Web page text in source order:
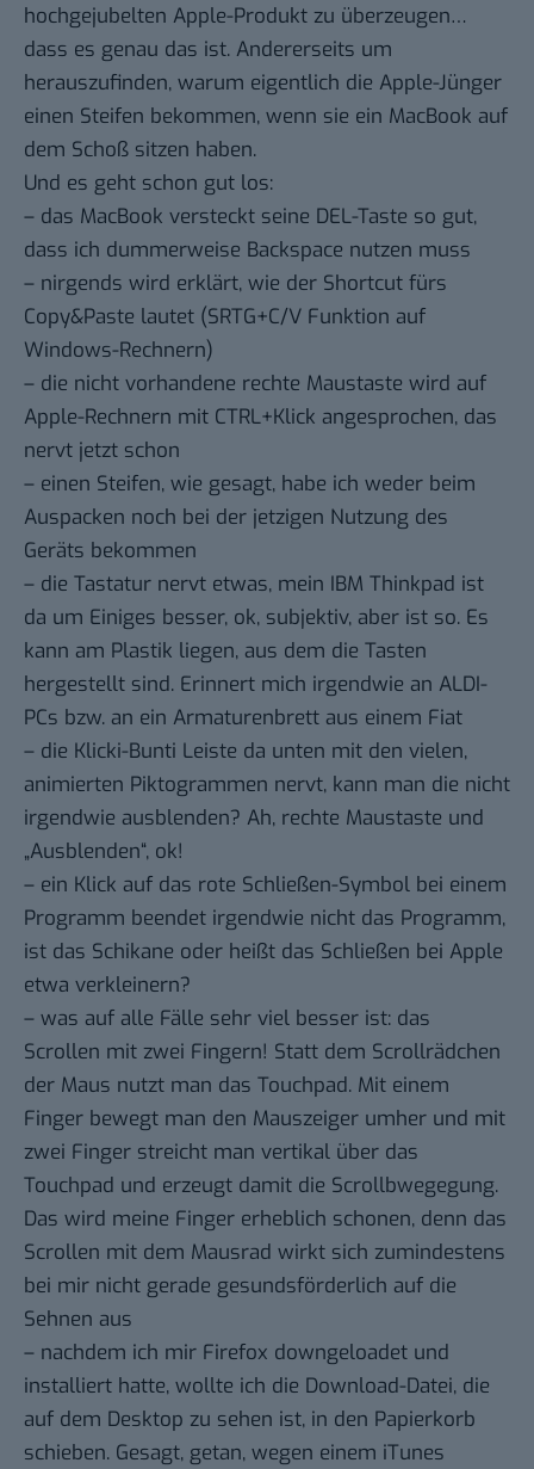
hochgejubelten Apple-Produkt zu überzeugen…
dass es genau das ist. Andererseits um
herauszufinden, warum eigentlich die Apple-Jünger
einen Steifen bekommen, wenn sie ein MacBook auf
dem Schoß sitzen haben.
Und es geht schon gut los:
– das MacBook versteckt seine DEL-Taste so gut,
dass ich dummerweise Backspace nutzen muss
– nirgends wird erklärt, wie der Shortcut fürs
Copy&Paste lautet (SRTG+C/V Funktion auf
Windows-Rechnern)
– die nicht vorhandene rechte Maustaste wird auf
Apple-Rechnern mit CTRL+Klick angesprochen, das
nervt jetzt schon
– einen Steifen, wie gesagt, habe ich weder beim
Auspacken noch bei der jetzigen Nutzung des
Geräts bekommen
– die Tastatur nervt etwas, mein IBM Thinkpad ist
da um Einiges besser, ok, subjektiv, aber ist so. Es
kann am Plastik liegen, aus dem die Tasten
hergestellt sind. Erinnert mich irgendwie an ALDI-
PCs bzw. an ein Armaturenbrett aus einem Fiat
– die Klicki-Bunti Leiste da unten mit den vielen,
animierten Piktogrammen nervt, kann man die nicht
irgendwie ausblenden? Ah, rechte Maustaste und
„Ausblenden“, ok!
– ein Klick auf das rote Schließen-Symbol bei einem
Programm beendet irgendwie nicht das Programm,
ist das Schikane oder heißt das Schließen bei Apple
etwa verkleinern?
– was auf alle Fälle sehr viel besser ist: das
Scrollen mit zwei Fingern! Statt dem Scrollrädchen
der Maus nutzt man das Touchpad. Mit einem
Finger bewegt man den Mauszeiger umher und mit
zwei Finger streicht man vertikal über das
Touchpad und erzeugt damit die Scrollbwegegung.
Das wird meine Finger erheblich schonen, denn das
Scrollen mit dem Mausrad wirkt sich zumindestens
bei mir nicht gerade gesundsförderlich auf die
Sehnen aus
– nachdem ich mir Firefox downgeloadet und
installiert hatte, wollte ich die Download-Datei, die
auf dem Desktop zu sehen ist, in den Papierkorb
schieben. Gesagt, getan, wegen einem iTunes